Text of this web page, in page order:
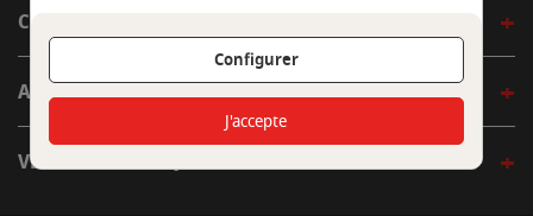
CÔTÉ INDOOR
AUTOUR DE LA TABLE
VENIR EN BOUTIQUE
Configurer
J'accepte